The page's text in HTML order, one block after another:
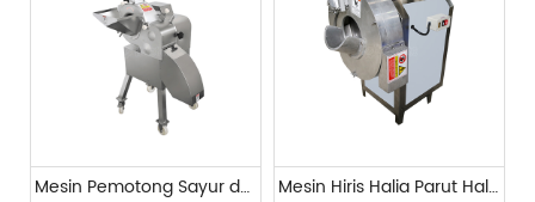
Mesin Pemotong Sayur dan Buah Perindustrian Mesin Hiris Halia Parut Halia